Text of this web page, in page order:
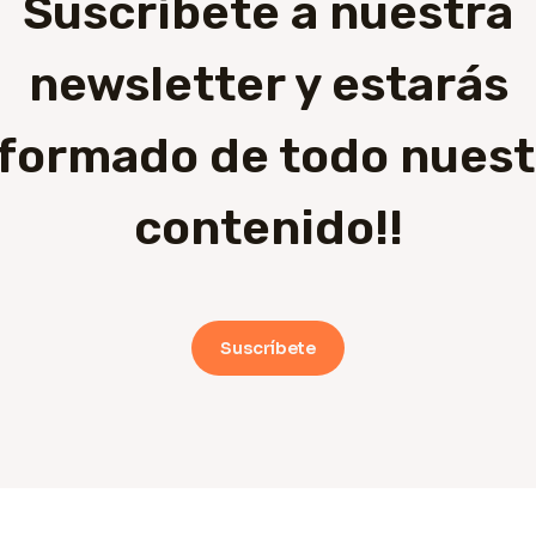
Suscríbete a nuestra
newsletter y estarás
de todo
contenido!!
Suscríbete